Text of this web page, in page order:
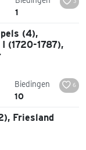
1
(4),
(1720-1787),
Biedingen
10
6
Friesland